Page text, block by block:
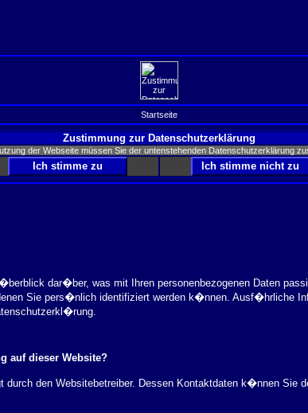
Startseite
Zustimmung zur Datenschutzerklärung
der Webseite müssen Sie der untenstehenden Datenschutzerklärung
dar�ber, was mit Ihren personenbezogenen Daten
Sie pers�nlich identifiziert werden k�nnen. Ausf�hrliche
auf dieser Website?
durch den Websitebetreiber. Dessen Kontaktdaten k�nnen Sie